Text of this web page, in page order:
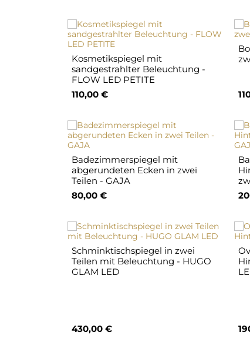
Kosmetikspiegel mit
sandgestrahlter Beleuchtung -
FLOW LED PETITE
110,00 €
Badezimmerspiegel mit
abgerundeten Ecken in zwei
Teilen - GAJA
80,00 €
Schminktischspiegel in zwei
Teilen mit Beleuchtung - HUGO
GLAM LED
430,00 €